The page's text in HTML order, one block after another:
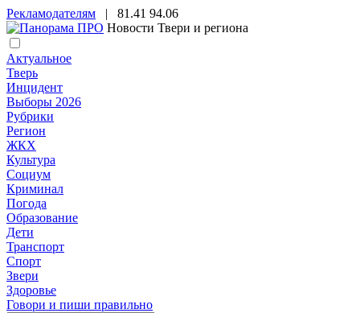
Рекламодателям | 81.41 94.06
Новости Твери и региона
Актуальное
Тверь
Инцидент
Выборы 2026
Рубрики
Регион
ЖКХ
Культура
Социум
Криминал
Погода
Образование
Дети
Транспорт
Спорт
Звери
Здоровье
Говори и пиши правильно